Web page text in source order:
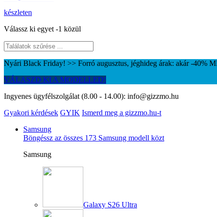
készleten
Válassz ki egyet -1 közül
Nyári Black Friday! >> Forró augusztus, jéghideg árak: akár -40%
VÁLASZD KI A MODELLED!
Ingyenes ügyfélszolgálat (8.00 - 14.00): info@gizzmo.hu
Gyakori kérdések GYIK Ismerd meg a gizzmo.hu-t
Samsung
Böngéssz az összes 173 Samsung modell közt
Samsung
Galaxy S26 Ultra